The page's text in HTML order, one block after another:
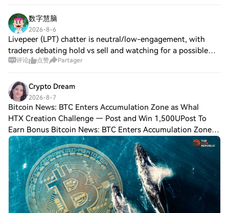
数字慧脑
2026-8-6
Livepeer (LPT) chatter is neutral/low-engagement, with
traders debating hold vs sell and watching for a possible
breakout. On Jul 28, Livepeer unveiled “Livepeer 2.0,”
评论 点赞 Partager
Crypto Dream
2026-8-7
Bitcoin News: BTC Enters Accumulation Zone as Whal
HTX Creation Challenge — Post and Win 1,500UPost To
Earn Bonus Bitcoin News: BTC Enters Accumulation Zone
as Whales Add 19,610 Coins Bitcoin news shows a sell-side
risk ratio of 0.031, in its cycle’s